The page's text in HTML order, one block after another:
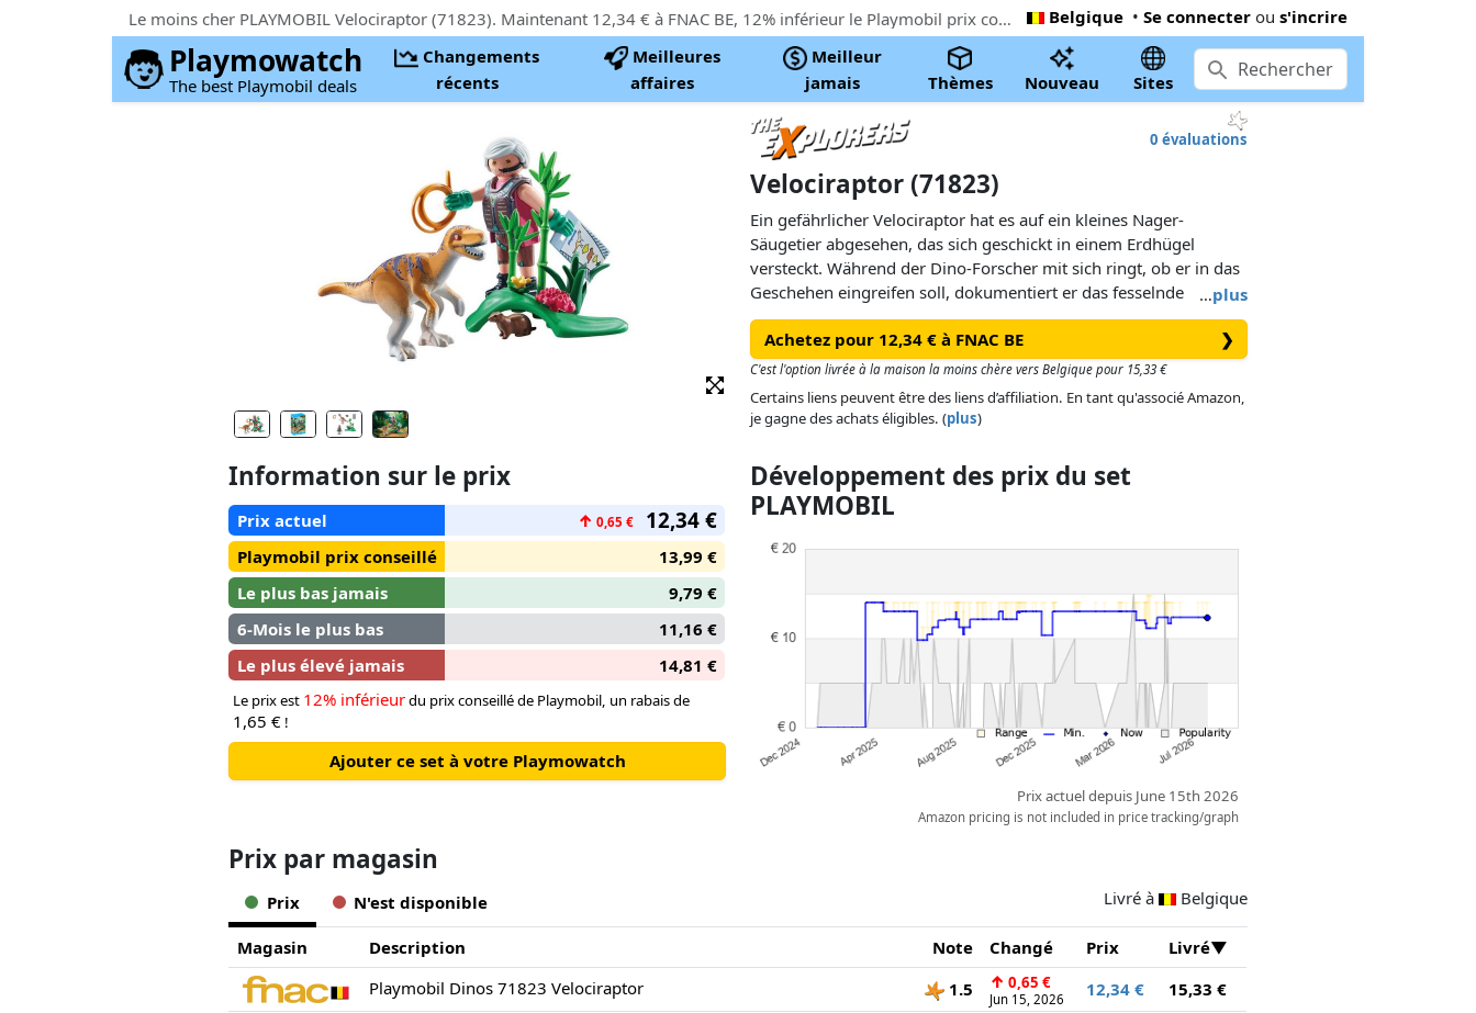
Le moins cher PLAYMOBIL Velociraptor (71823). Maintenant 12,34 € à FNAC BE, 12% inférieur le Playmobil prix conseillé Belgique • Se connecter ou s'incrire
Playmowatch
The best Playmobil deals
Changements
récents
Meilleures
affaires
Meilleur
jamais
Thèmes Nouveau Sites
0 évaluations
Velociraptor (71823)
…plus
Ein gefährlicher Velociraptor hat es auf ein kleines Nager-
Säugetier abgesehen, das sich geschickt in einem Erdhügel
versteckt. Während der Dino-Forscher mit sich ringt, ob er in das
Geschehen eingreifen soll, dokumentiert er das fesselnde
Schauspiel der natürlichen Nahrungskette. Dabei ist er durch
einen robusten Brustpanzer vor möglichen Angriffen des
Velociraptors geschützt. Inklusive einer Dino-Wissenskarte.
Achetez pour 12,34 € à FNAC BE ❯
C'est l'option livrée à la maison la moins chère vers Belgique pour 15,33 €
Certains liens peuvent être des liens d’affiliation. En tant qu'associé Amazon,
je gagne des achats éligibles. (plus)
Information sur le prix
Prix actuel ↑ 0,65 € 12,34 €
Playmobil prix conseillé
13,99 €
Le plus bas jamais
9,79 €
6-Mois le plus bas
11,16 €
Le plus élevé jamais
14,81 €
Le prix est 12% inférieurdu prix conseillé de Playmobil, un rabais de
1,65 € !
Ajouter ce set à votre Playmowatch
Développement des prix du set
PLAYMOBIL
Prix actuel depuis June 15th 2026
Amazon pricing is not included in price tracking/graph
Prix ​​par magasin
Prix N'est disponible Livré à Belgique
Magasin Description Note Changé Prix
Livré
Playmobil Dinos 71823 Velociraptor
1.5 ↑ 0,65 €
Jun 15, 2026 12,34 €
15,33 €